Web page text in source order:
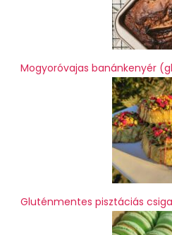
Mogyoróvajas banánkenyér
Gluténmentes pisztáciás csiga